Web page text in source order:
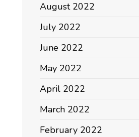
August 2022
July 2022
June 2022
May 2022
April 2022
March 2022
February 2022